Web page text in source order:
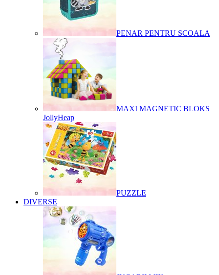
PENAR PENTRU SCOALA
MAXI MAGNETIC BLOKS
JollyHeap
PUZZLE
DIVERSE